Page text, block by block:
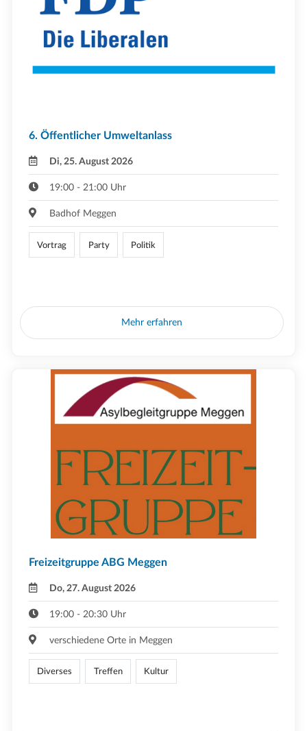
6. Öffentlicher Umweltanlass
Di, 25. August 2026
19:00 - 21:00 Uhr
Badhof Meggen
Vortrag Party Politik
Mehr erfahren
Freizeitgruppe ABG Meggen
Do, 27. August 2026
19:00 - 20:30 Uhr
verschiedene Orte in Meggen
Diverses Treffen Kultur